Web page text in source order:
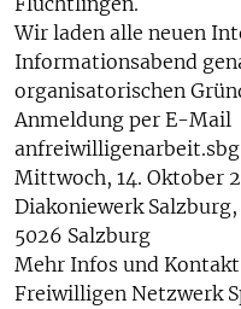
Wir laden alle neuen
Informationsabend
organisatorischen
Anmeldung per E-Mail
Mittwoch, 14. Oktober
Diakoniewerk
5026 Salzburg
Mehr Infos und
Freiwilligen Netzwerk